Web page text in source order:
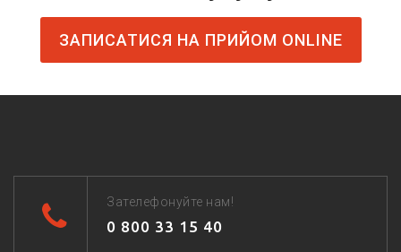
ЗАПИСАТИСЯ НА ПРИЙОМ ONLINE
Зателефонуйте нам!
0 800 33 15 40